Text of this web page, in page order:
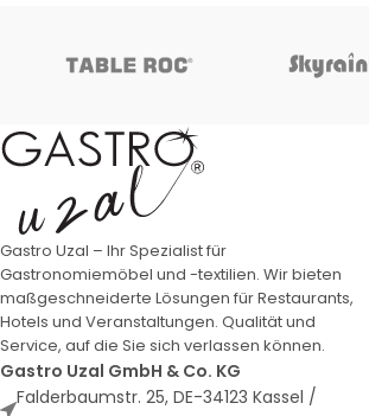
Gastro Uzal – Ihr Spezialist für
Gastronomiemöbel und -textilien. Wir bieten
maßgeschneiderte Lösungen für Restaurants,
Hotels und Veranstaltungen. Qualität und
Service, auf die Sie sich verlassen können.
Gastro Uzal GmbH & Co. KG
Falderbaumstr. 25, DE-34123 Kassel /